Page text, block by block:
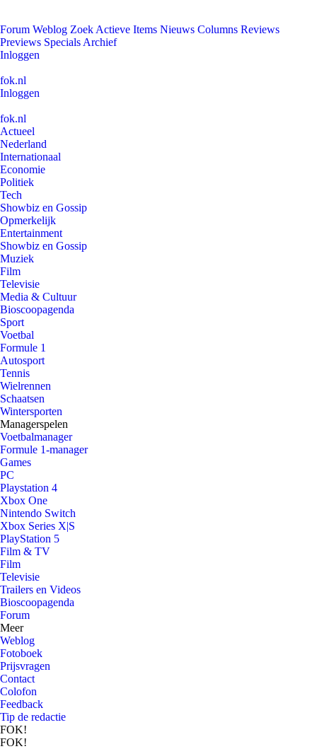
Forum Weblog Zoek Actieve Items Nieuws Columns Reviews
Previews Specials Archief
Inloggen
fok.nl
Inloggen
fok.nl
Actueel
Nederland
Internationaal
Economie
Politiek
Tech
Showbiz en Gossip
Opmerkelijk
Entertainment
Showbiz en Gossip
Muziek
Film
Televisie
Media & Cultuur
Bioscoopagenda
Sport
Voetbal
Formule 1
Autosport
Tennis
Wielrennen
Schaatsen
Wintersporten
Managerspelen
Voetbalmanager
Formule 1-manager
Games
PC
Playstation 4
Xbox One
Nintendo Switch
Xbox Series X|S
PlayStation 5
Film & TV
Film
Televisie
Trailers en Videos
Bioscoopagenda
Forum
Meer
Weblog
Fotoboek
Prijsvragen
Contact
Colofon
Feedback
Tip de redactie
FOK!
FOK!